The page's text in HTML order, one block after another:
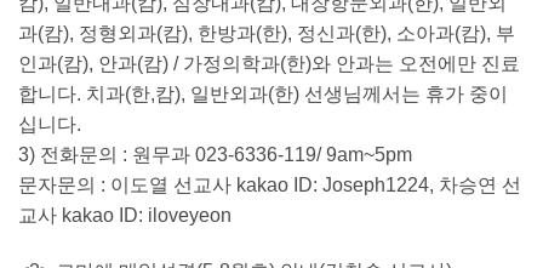
과(캄), 정형외과(캄), 한방과(한), 정신과(한), 소아과(캄), 부
인과(캄), 안과(캄) / 가정의학과(한)와 안과는 오전에만 진료
합니다. 치과(한,캄), 일반외과(한) 선생님께서는 휴가 중이
십니다.
3) 전화문의 : 원무과 023-6336-119/ 9am~5pm
문자문의 : 이도열 선교사 kakao ID: Joseph1224, 차승연 선
교사 kakao ID: iloveyeon